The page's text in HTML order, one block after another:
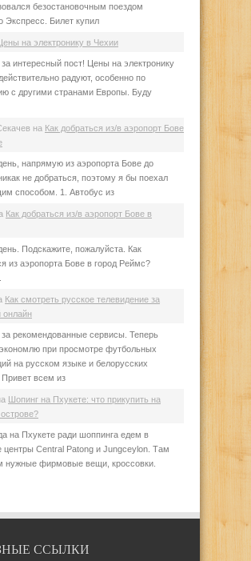
безостановочным поездом
Экспресс. Билет купил
на электронику в Чехии
интересный пост! Цены на электронику
радуют, особенно по
с другими странами Европы. Буду
на Как добраться из/в аэропорт Бове
напрямую из аэропорта Бове до
не добраться, поэтому я бы поехал
способом. 1. Автобус из
Как добраться из/в аэропорт Бове в
Подскажите, пожалуйста. Как
из аэропорта Бове в город Реймс?
Как смотреть русское телевидение за
онлайн
рекомендованные сервисы. Теперь
при просмотре футбольных
на русском языке и белорусских
Привет всем из
Шопинг на Пхукете: что прикупить на
на Пхукете ради шоппинга едем в
центры Central Patong и Jungceylon. Там
нужные фирмовые вещи, кроссовки.
ССЫЛКИ